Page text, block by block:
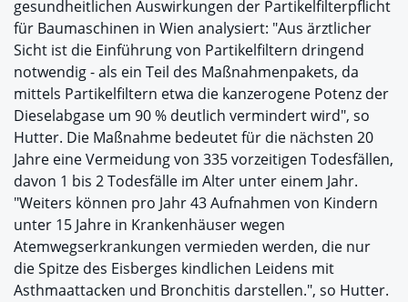
gesundheitlichen Auswirkungen der Partikelfilterpflicht
für Baumaschinen in Wien analysiert: "Aus ärztlicher
Sicht ist die Einführung von Partikelfiltern dringend
notwendig - als ein Teil des Maßnahmenpakets, da
mittels Partikelfiltern etwa die kanzerogene Potenz der
Dieselabgase um 90 % deutlich vermindert wird", so
Hutter. Die Maßnahme bedeutet für die nächsten 20
Jahre eine Vermeidung von 335 vorzeitigen Todesfällen,
davon 1 bis 2 Todesfälle im Alter unter einem Jahr.
"Weiters können pro Jahr 43 Aufnahmen von Kindern
unter 15 Jahre in Krankenhäuser wegen
Atemwegserkrankungen vermieden werden, die nur
die Spitze des Eisberges kindlichen Leidens mit
Asthmaattacken und Bronchitis darstellen.", so Hutter.